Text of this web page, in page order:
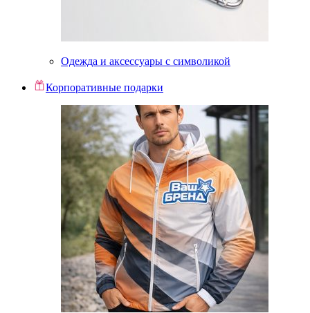
Одежда и аксессуары с символикой
Корпоративные подарки